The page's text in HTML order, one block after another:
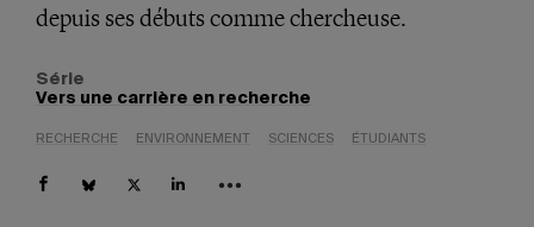
depuis ses débuts comme chercheuse.
Série
Vers une carrière en recherche
RECHERCHE ENVIRONNEMENT SCIENCES ÉTUDIANTS